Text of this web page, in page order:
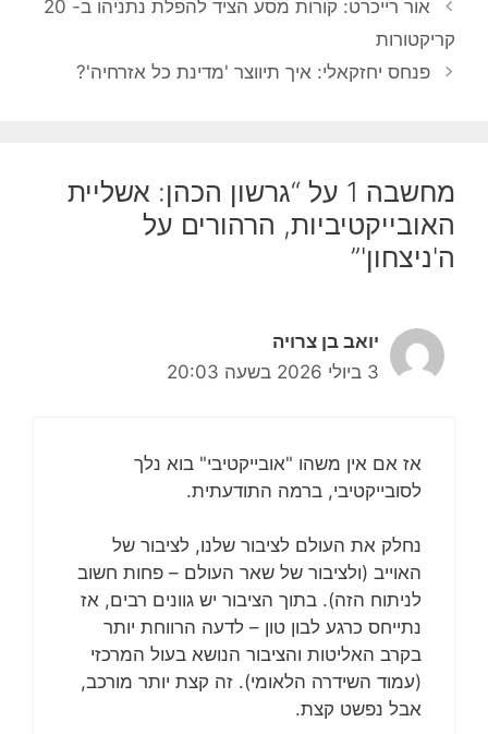
אור רייכרט: קורות מסע הציד להפלת נתניהו ב- 20
קריקטורות
פנחס יחזקאלי: איך תיווצר 'מדינת כל אזרחיה'?
מחשבה 1 על “גרשון הכהן: אשליית
האובייקטיביות, הרהורים על
ה'ניצחון'”
יואב בן צרויה
3 ביולי 2026 בשעה 20:03
אז אם אין משהו "אובייקטיבי" בוא נלך
לסובייקטיבי, ברמה התודעתית.
נחלק את העולם לציבור שלנו, לציבור של
האוייב (ולציבור של שאר העולם – פחות חשוב
לניתוח הזה). בתוך הציבור יש גוונים רבים, אז
נתייחס כרגע לבון טון – לדעה הרווחת יותר
בקרב האליטות והציבור הנושא בעול המרכזי
(עמוד השידרה הלאומי). זה קצת יותר מורכב,
אבל נפשט קצת.